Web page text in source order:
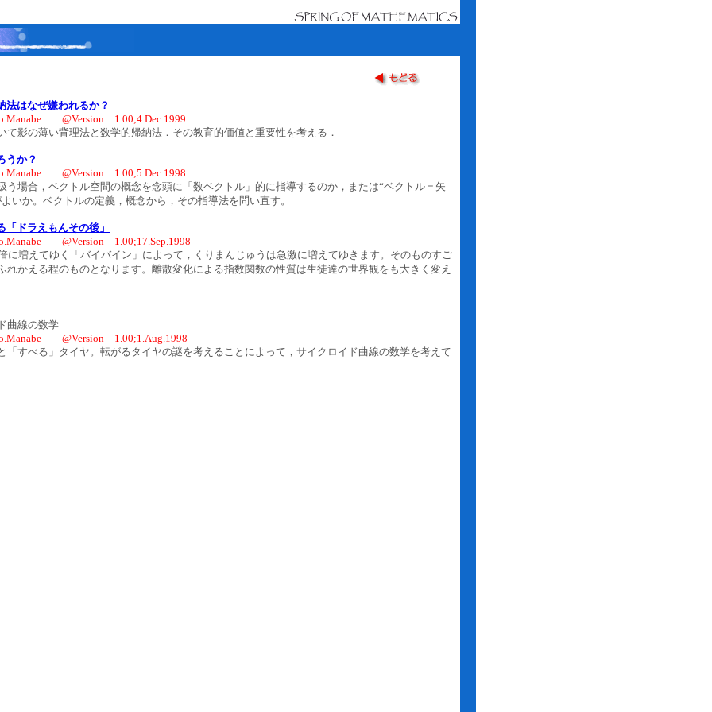
法はなぜ嫌われるか？
@Version 1.00;4.Dec.1999
影の薄い背理法と数学的帰納法．その教育的価値と重要性を考える．
うか？
@Version 1.00;5.Dec.1998
場合，ベクトル空間の概念を念頭に「数ベクトル」的に指導するのか，または“ベクトル＝矢
いか。ベクトルの定義，概念から，その指導法を問い直す。
ドラえもんその後」
@Version 1.00;17.Sep.1998
増えてゆく「バイバイン」によって，くりまんじゅうは急激に増えてゆきます。そのものすご
れかえる程のものとなります。離散変化による指数関数の性質は生徒達の世界観をも大きく変え
の数学
@Version 1.00;1.Aug.1998
すべる」タイヤ。転がるタイヤの謎を考えることによって，サイクロイド曲線の数学を考えて